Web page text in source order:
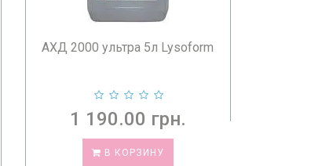
АХД 2000 ультра 5л Lysoform
1 190.00 грн.
В КОРЗИНУ